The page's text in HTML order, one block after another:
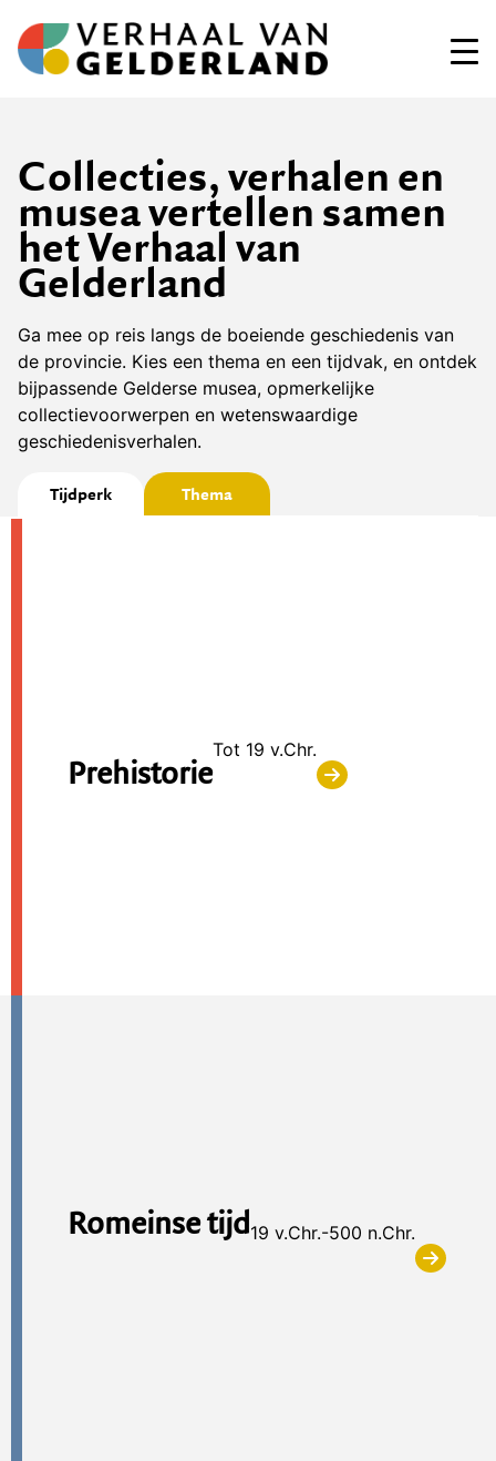
naar
de
Collecties, verhalen en
musea vertellen samen
het Verhaal van
Gelderland
Ga mee op reis langs de boeiende geschiedenis van
de provincie. Kies een thema en een tijdvak, en ontdek
bijpassende Gelderse musea, opmerkelijke
collectievoorwerpen en wetenswaardige
geschiedenisverhalen.
Tijdperk Thema
PrehistorieTot 19 v.Chr.
Romeinse tijd19 v.Chr.-500 n.Chr.